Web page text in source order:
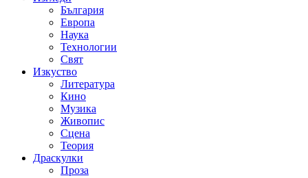
България
Европа
Наука
Технологии
Свят
Изкуство
Литература
Кино
Музика
Живопис
Сцена
Теория
Драскулки
Проза